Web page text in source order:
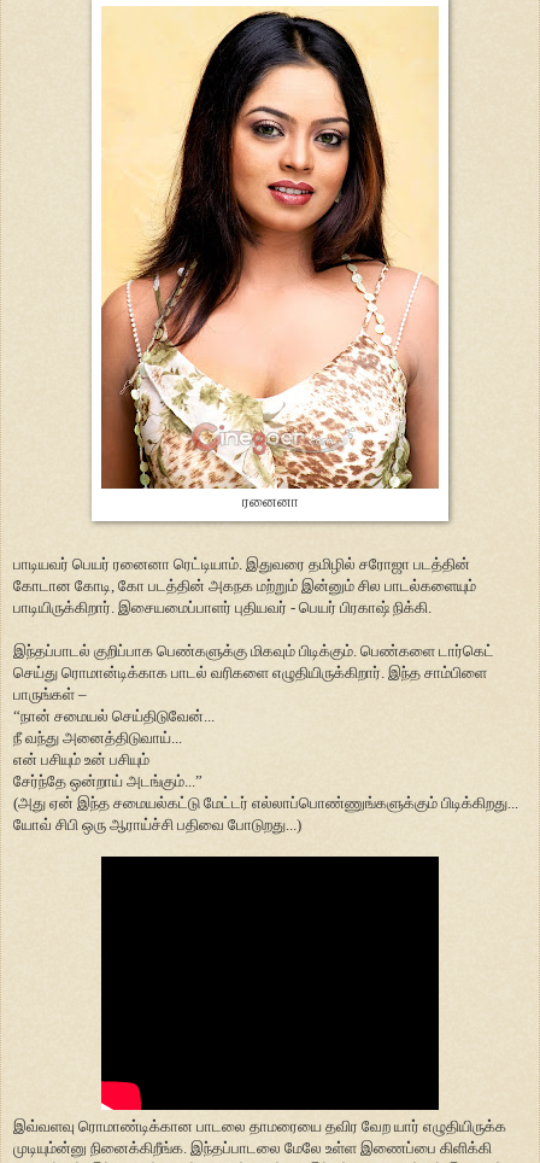
ரனைனா
பாடியவர் பெயர் ரனைனா ரெட்டியாம். இதுவரை தமிழில் சரோஜா படத்தின்
கோடான கோடி, கோ படத்தின் அகநக மற்றும் இன்னும் சில பாடல்களையும்
பாடியிருக்கிறார். இசையமைப்பாளர் புதியவர் - பெயர் பிரகாஷ் நிக்கி.
இந்தப்பாடல் குறிப்பாக பெண்களுக்கு மிகவும் பிடிக்கும். பெண்களை டார்கெட்
செய்து ரொமான்டிக்காக பாடல் வரிகளை எழுதியிருக்கிறார். இந்த சாம்பிளை
பாருங்கள் –
“நான் சமையல் செய்திடுவேன்...
நீ வந்து அனைத்திடுவாய்...
என் பசியும் உன் பசியும்
சேர்ந்தே ஒன்றாய் அடங்கும்...”
(அது ஏன் இந்த சமையல்கட்டு மேட்டர் எல்லாப்பொண்ணுங்களுக்கும் பிடிக்கிறது...
யோவ் சிபி ஒரு ஆராய்ச்சி பதிவை போடுறது...)
இவ்வளவு ரொமாண்டிக்கான பாடலை தாமரையை தவிர வேற யார் எழுதியிருக்க
முடியும்ன்னு நினைக்கிறீங்க. இந்தப்பாடலை மேலே உள்ள இணைப்பை கிளிக்கி